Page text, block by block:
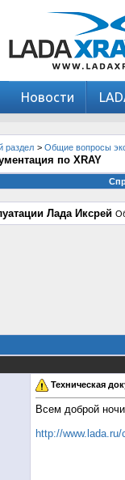
Новости
раздел > Общие вопросы
по XRAY
Лада Иксрей
Техническая
Всем доброй
http://